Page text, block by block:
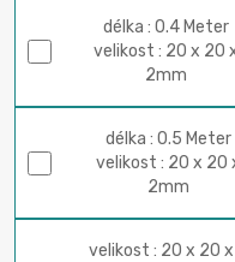
délka : 0.4 Meter
velikost : 20 x 20
2mm
délka : 0.5 Meter
velikost : 20 x 20
2mm
velikost : 20 x 20 x